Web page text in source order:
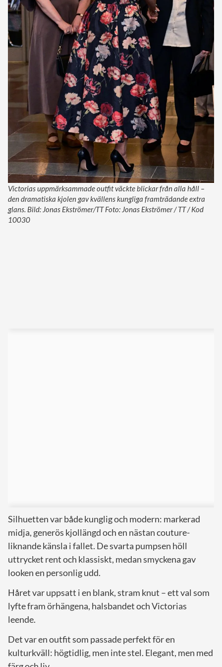
Victorias uppmärksammade outfit väckte blickar från alla håll –
den dramatiska kjolen gav kvällens kungliga framträdande extra
glans. Bild: Jonas Ekströmer/TT Foto: Jonas Ekströmer / TT / Kod
10030
Silhuetten var både kunglig och modern: markerad
midja, generös kjollängd och en nästan couture-
liknande känsla i fallet. De svarta pumpsen höll
uttrycket rent och klassiskt, medan smyckena gav
looken en personlig udd.
Håret var uppsatt i en blank, stram knut – ett val som
lyfte fram örhängena, halsbandet och Victorias
leende.
Det var en outfit som passade perfekt för en
kulturkväll: högtidlig, men inte stel. Elegant, men med